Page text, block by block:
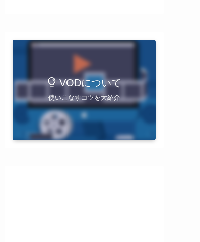
VODについて
使いこなすコツを大紹介